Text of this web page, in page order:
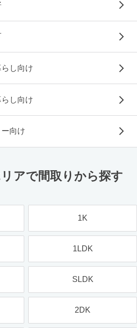
し向け
し向け
向け
アで間取りから探す
1K
1LDK
SLDK
2DK